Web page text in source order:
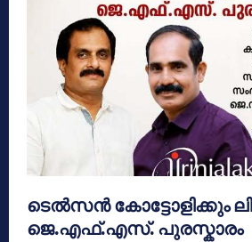
ടെൽസൻ കോട്ടോളിക്കും
ജെ.എഫ്.എസ്. പുരസ്കാരം